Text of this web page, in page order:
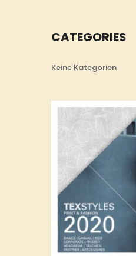
CATEGORIES
Keine Kategorien